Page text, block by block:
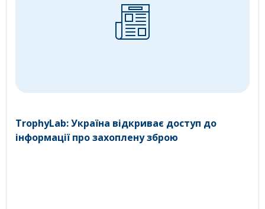
TrophyLab: Україна відкриває доступ до
інформації про захоплену зброю